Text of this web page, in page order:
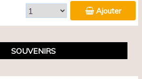
Ajouter
SOUVENIRS